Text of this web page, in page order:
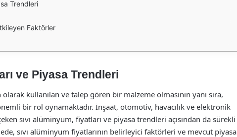
Trendleri
Faktörler
ve Piyasa Trendleri
kullanılan ve talep gören bir malzeme olmasının yanı sıra,
bir rol oynamaktadır. İnşaat, otomotiv, havacılık ve elektronik
sıvı alüminyum, fiyatları ve piyasa trendleri açısından da sürekli
sıvı alüminyum fiyatlarının belirleyici faktörleri ve mevcut piyasa